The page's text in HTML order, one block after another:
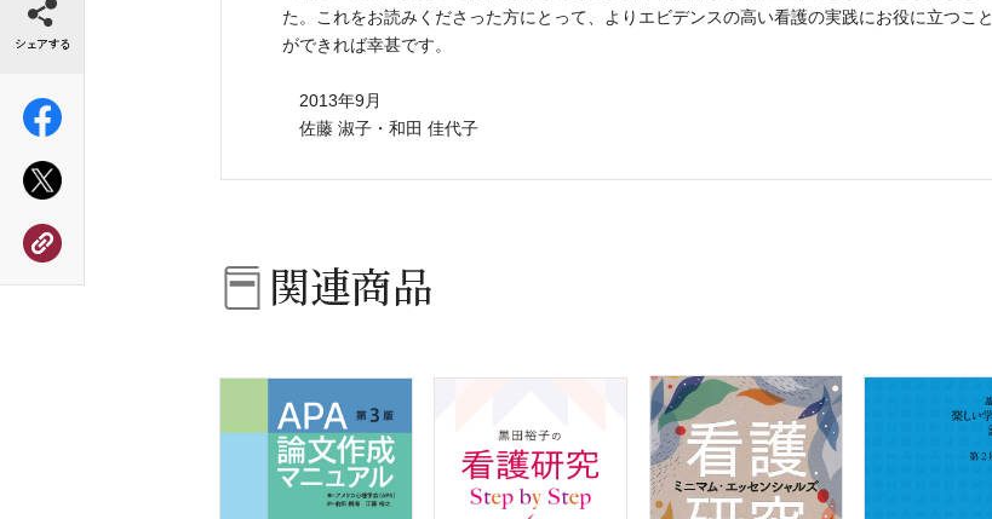
た。これをお読みくださった方にとって、よりエビデンスの高い看護の実践にお役に立つこと
ができれば幸甚です。
2013年9月
佐藤 淑子・和田 佳代子
関連商品